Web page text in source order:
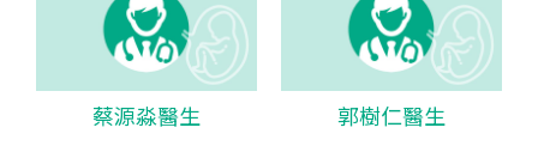
蔡源淼醫生 郭樹仁醫生